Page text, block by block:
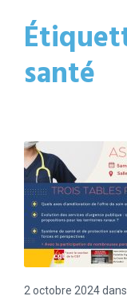
santé
2 octobre 2024dans